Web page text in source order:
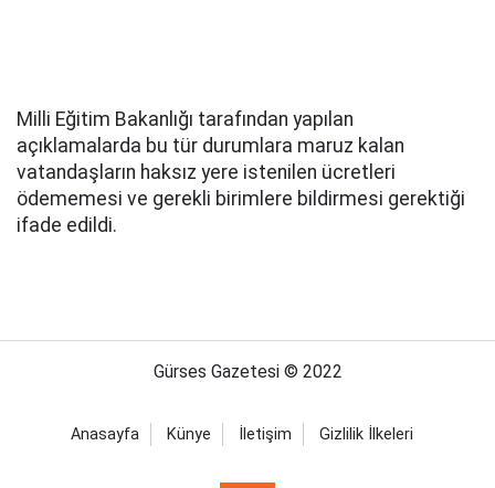
Milli Eğitim Bakanlığı tarafından yapılan
açıklamalarda bu tür durumlara maruz kalan
vatandaşların haksız yere istenilen ücretleri
ödememesi ve gerekli birimlere bildirmesi gerektiği
ifade edildi.
Gürses Gazetesi © 2022
Anasayfa Künye İletişim Gizlilik İlkeleri